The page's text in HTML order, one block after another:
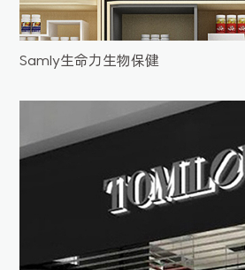
Samly生命力生物保健